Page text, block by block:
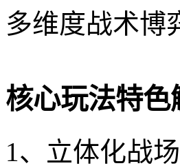
多维度战术博
核心玩法特色
1、立体化战